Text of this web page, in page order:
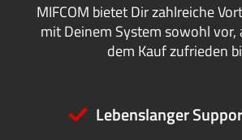
MIFCOM bietet Dir zahlreiche
mit Deinem System sowohl vor,
dem Kauf zufrieden
Lebenslanger